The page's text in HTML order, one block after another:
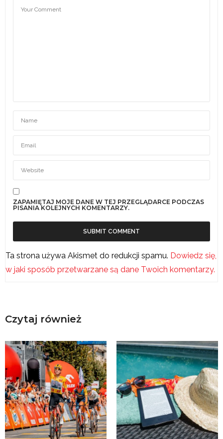
ZAPAMIĘTAJ MOJE DANE W TEJ PRZEGLĄDARCE PODCZAS
PISANIA KOLEJNYCH KOMENTARZY.
Ta strona używa Akismet do redukcji spamu. Dowiedz się,
w jaki sposób przetwarzane są dane Twoich komentarzy.
Czytaj również